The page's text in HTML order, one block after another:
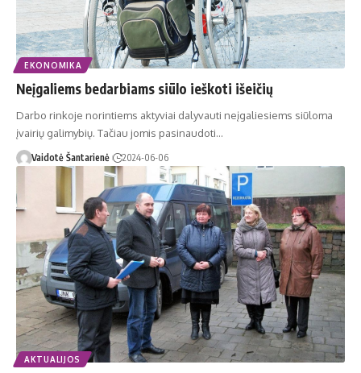
EKONOMIKA
Neįgaliems bedarbiams siūlo ieškoti išeičių
Darbo rinkoje norintiems aktyviai dalyvauti neįgaliesiems siūloma
įvairių galimybių. Tačiau jomis pasinaudoti…
Vaidotė Šantarienė 2024-06-06
AKTUALIJOS